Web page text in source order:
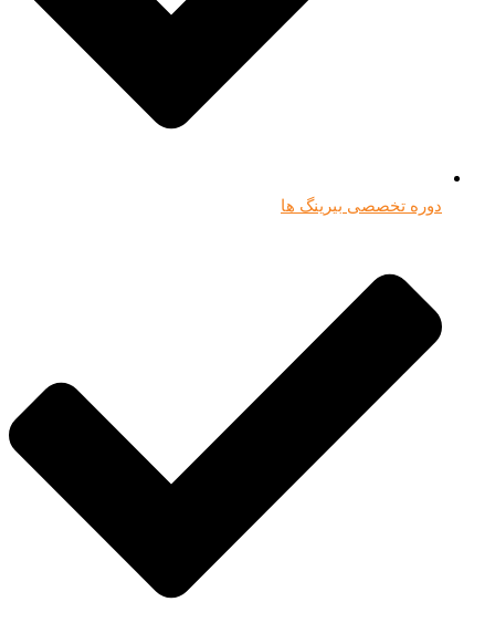
دوره تخصصی بیرینگ ها